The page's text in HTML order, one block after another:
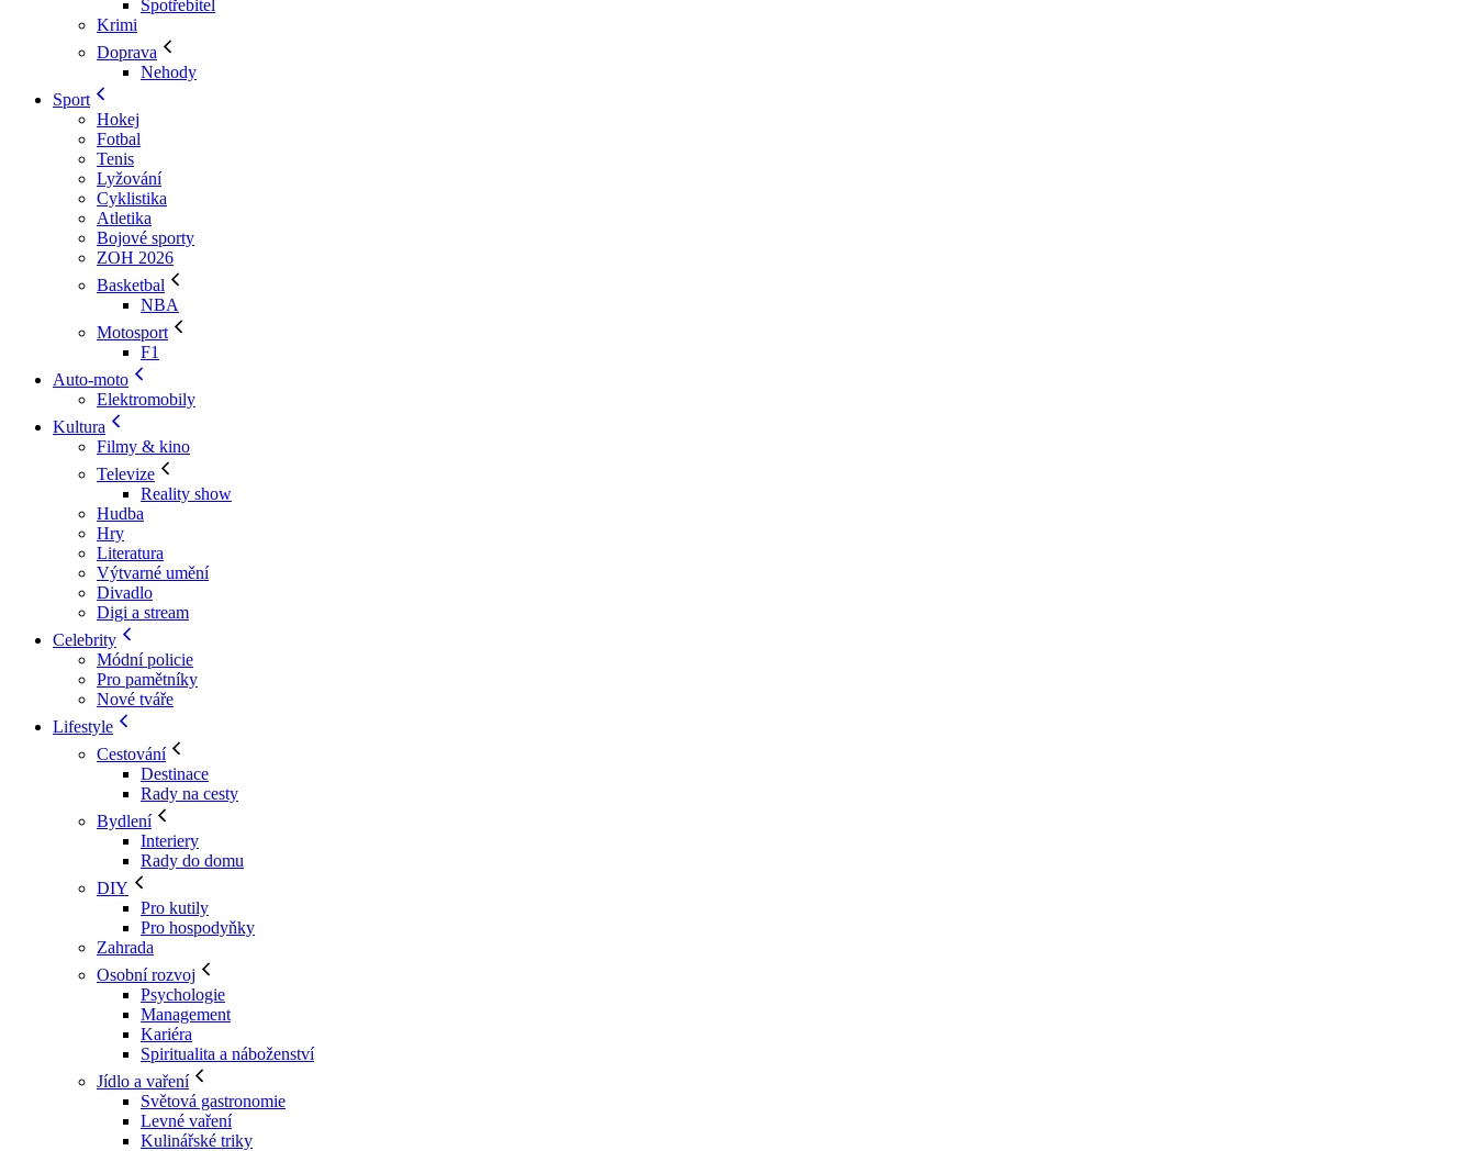
Spotřebitel
Krimi
Doprava
Nehody
Sport
Hokej
Fotbal
Tenis
Lyžování
Cyklistika
Atletika
Bojové sporty
ZOH 2026
Basketbal
NBA
Motosport
F1
Auto-moto
Elektromobily
Kultura
Filmy & kino
Televize
Reality show
Hudba
Hry
Literatura
Výtvarné umění
Divadlo
Digi a stream
Celebrity
Módní policie
Pro pamětníky
Nové tváře
Lifestyle
Cestování
Destinace
Rady na cesty
Bydlení
Interiery
Rady do domu
DIY
Pro kutily
Pro hospodyňky
Zahrada
Osobní rozvoj
Psychologie
Management
Kariéra
Spiritualita a náboženství
Jídlo a vaření
Světová gastronomie
Levné vaření
Kulinářské triky